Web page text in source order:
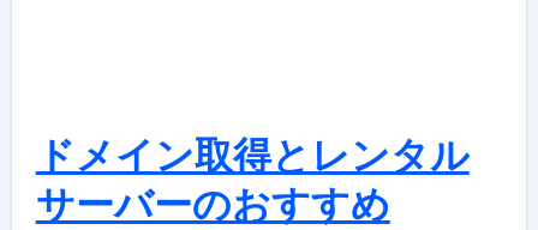
ドメイン取得とレンタル
サーバーのおすすめ